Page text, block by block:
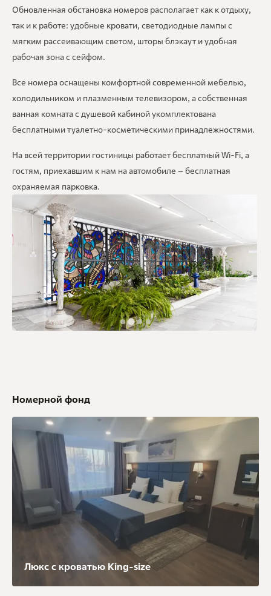
Обновленная обстановка номеров располагает как к отдыху,
так и к работе: удобные кровати, светодиодные лампы с
мягким рассеивающим светом, шторы блэкаут и удобная
рабочая зона с сейфом.
Все номера оснащены комфортной современной мебелью,
холодильником и плазменным телевизором, а собственная
ванная комната с душевой кабиной укомплектована
бесплатными туалетно-косметическими принадлежностями.
На всей территории гостиницы работает бесплатный Wi-Fi, а
гостям, приехавшим к нам на автомобиле – бесплатная
охраняемая парковка.
Номерной фонд
Люкс с кроватью King-size